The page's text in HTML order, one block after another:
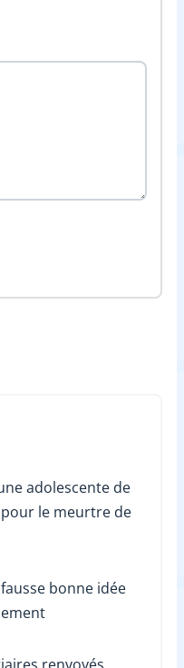
adolescente de
le meurtre de
bonne idée